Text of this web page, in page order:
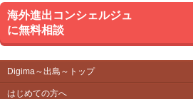
海外進出コンシェルジュ
に無料相談
Digima～出島～トップ
はじめての方へ